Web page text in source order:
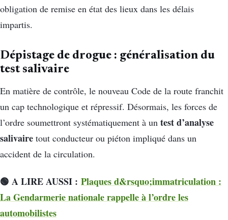
obligation de remise en état des lieux dans les délais
impartis.
Dépistage de drogue : généralisation du
test salivaire
En matière de contrôle, le nouveau Code de la route franchit
un cap technologique et répressif. Désormais, les forces de
l’ordre soumettront systématiquement à un test d’analyse
salivaire tout conducteur ou piéton impliqué dans un
accident de la circulation.
🟢 A LIRE AUSSI : Plaques d&rsquo;immatriculation :
La Gendarmerie nationale rappelle à l’ordre les
automobilistes